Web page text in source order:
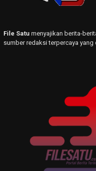
File Satu menyajikan berita-
sumber redaksi terpercaya